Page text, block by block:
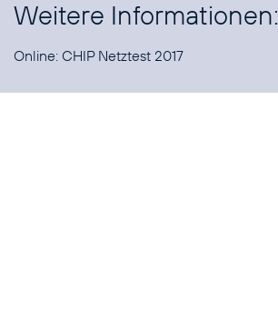
Weitere Informationen:
Online:CHIP Netztest 2017